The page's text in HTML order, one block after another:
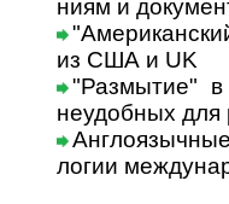
ни­ям и
из США и UK
"Размытие"
неудобных для
ло­гии